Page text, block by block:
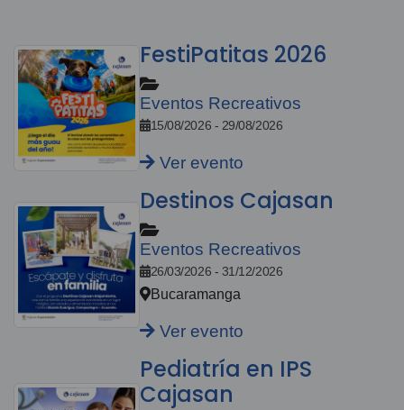
FestiPatitas 2026
Eventos Recreativos
15/08/2026 - 29/08/2026
Ver evento
Destinos Cajasan
Eventos Recreativos
26/03/2026 - 31/12/2026
Bucaramanga
Ver evento
Pediatría en IPS
Cajasan